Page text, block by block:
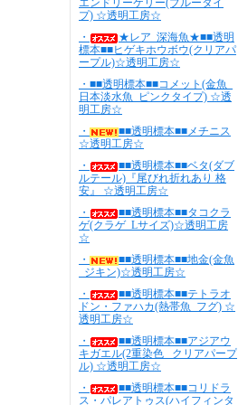
エンドリーケリー(ブルータイ
プ) ☆透明工房☆
・
★レア_深海魚★■■透明
標本■■ヒゲキホウボウ(クリアパ
ープル)☆透明工房☆
・■■透明標本■■コメット(金魚_
日本淡水魚_ピンクタイプ) ☆透
明工房☆
・
■■透明標本■■メチニス
☆透明工房☆
・
■■透明標本■■ベタ(ダブ
ルテール)『尾びれ折れあり 格
安』 ☆透明工房☆
・
■■透明標本■■タコクラ
ゲ(クラゲ_Lサイズ)☆透明工房
☆
・
■■透明標本■■地金(金魚
_ジキン)☆透明工房☆
・
■■透明標本■■テトラオ
ドン・ファハカ(熱帯魚_フグ) ☆
透明工房☆
・
■■透明標本■■アジアウ
キガエル(2重染色 _クリアパープ
ル) ☆透明工房☆
・
■■透明標本■■コリドラ
ス・パレアトゥス(ハイフィンタ